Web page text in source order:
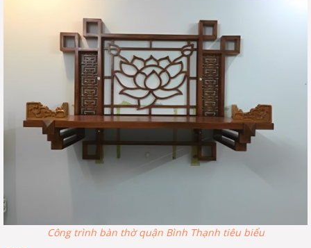
Công trình bàn thờ quận Bình Thạnh tiêu biểu